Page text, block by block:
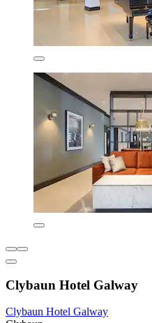
Clybaun Hotel Galway
Clybaun Hotel Galway